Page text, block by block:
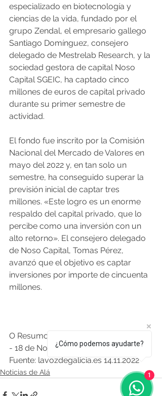
especializado en biotecnología y
ciencias de la vida, fundado por el
grupo Zendal, el empresario gallego
Santiago Domínguez, consejero
delegado de Mestrelab Research, y la
sociedad gestora de capital Noso
Capital SGEIC, ha captado cinco
millones de euros de capital privado
durante su primer semestre de
actividad.
El fondo fue inscrito por la Comisión
Nacional del Mercado de Valores en
mayo del 2022 y, en tan solo un
semestre, ha conseguido superar la
previsión inicial de captar tres
millones. «Este logro es un enorme
respaldo del capital privado, que lo
percibe como una inversión con un
alto retorno». El consejero delegado
de Noso Capital, Tomas Pérez,
avanzó que el objetivo es captar
inversiones por importe de cincuenta
millones.
O Resumo Semanal - Edición Nº 530
- 18 de Noviembre
Fuente: lavozdegalicia.es 14.11.2022
Noticias de Alá
¿Cómo podemos ayudarte?
1